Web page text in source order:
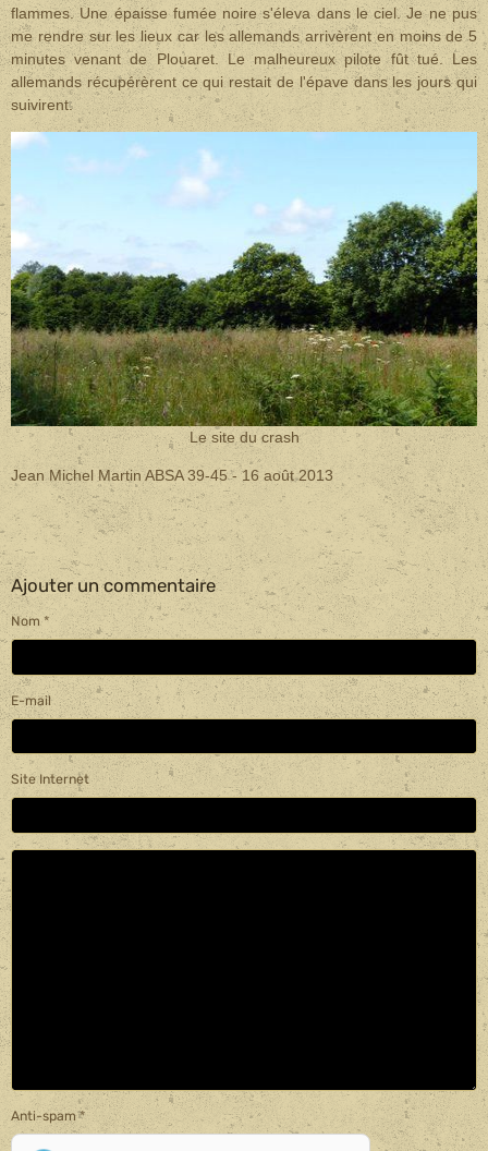
flammes. Une épaisse fumée noire s'éleva dans le ciel. Je ne pus
me rendre sur les lieux car les allemands arrivèrent en moins de 5
minutes venant de Plouaret. Le malheureux pilote fût tué. Les
allemands récupérèrent ce qui restait de l'épave dans les jours qui
suivirent.
Le site du crash
Jean Michel Martin ABSA 39-45 - 16 août 2013
Ajouter un commentaire
Nom
E-mail
Site Internet
Anti-spam